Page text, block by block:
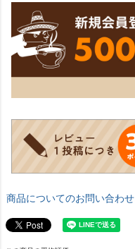
商品についてのお問い合わせ